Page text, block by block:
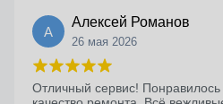
А
Алексей Романов
26 мая 2026
Отличный сервис!